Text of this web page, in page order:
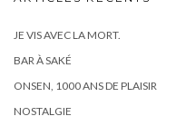
JE VIS AVEC LA MORT.
BAR À SAKÉ
ONSEN, 1000 ANS DE PLAISIR
NOSTALGIE